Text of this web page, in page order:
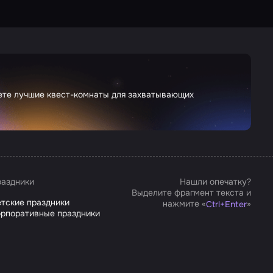
лучшие квест-комнаты для захватывающих
праздники
праздники
Нашли опечатку?
Выделите фрагмент текста и
нажмите «Ctrl+Enter»